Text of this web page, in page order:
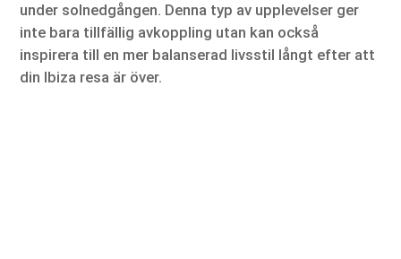
under solnedgången. Denna typ av upplevelser ger
inte bara tillfällig avkoppling utan kan också
inspirera till en mer balanserad livsstil långt efter att
din Ibiza resa är över.